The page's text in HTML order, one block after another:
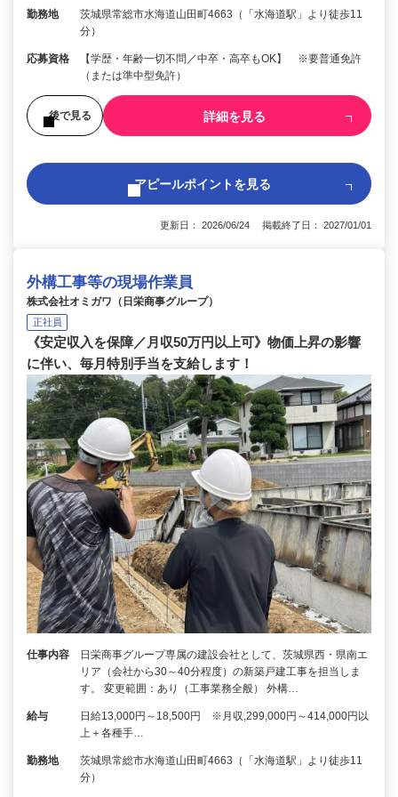
勤務地
茨城県常総市水海道山田町4663（「水海道駅」より徒歩11
分）
応募資格
【学歴・年齢一切不問／中卒・高卒もOK】 ※要普通免許
（または準中型免許）
後で見る 詳細を見る
アピールポイントを見る
更新日： 2026/06/24 掲載終了日： 2027/01/01
外構工事等の現場作業員
株式会社オミガワ（日栄商事グループ）
正社員
《安定収入を保障／月収50万円以上可》物価上昇の影響
に伴い、毎月特別手当を支給します！
仕事内容
日栄商事グループ専属の建設会社として、茨城県西・県南エ
リア（会社から30～40分程度）の新築戸建工事を担当しま
す。 変更範囲：あり（工事業務全般） 外構…
給与
日給13,000円～18,500円 ※月収,299,000円～414,000円以
上＋各種手…
勤務地
茨城県常総市水海道山田町4663（「水海道駅」より徒歩11
分）